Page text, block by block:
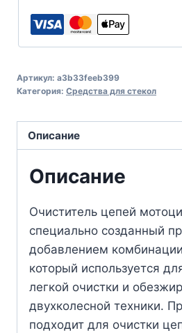
Артикул: a3b33feeb399
Категория: Средства для стекол
Описание
Описание
Очиститель цепей
специально созданный
добавлением
который используется
легкой очистки и
двухколесной техники.
подходит для очистки